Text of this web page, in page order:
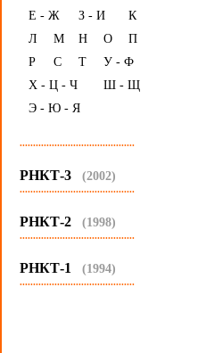
Е - Ж
З - И
К
Л
М Н О
П
Р
С Т
У - Ф
Х - Ц - Ч
Ш - Щ
Э - Ю - Я
...........................................
РНКТ-3 (2002)
...........................................
РНКТ-2 (1998)
...........................................
РНКТ-1 (1994)
...........................................